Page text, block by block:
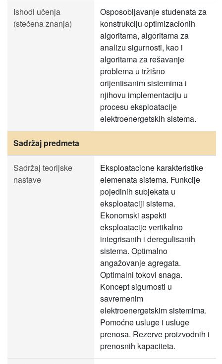
Ishodi učenja
(stečena znanja)
Osposobljavanje studenata za
konstrukciju optimizacionih
algoritama, algoritama za
analizu sigurnosti, kao i
algoritama za rešavanje
problema u tržišno
orijentisanim sistemima i
njihovu implementaciju u
procesu eksploatacije
elektroenergetskih sistema.
Sadržaj predmeta
Sadržaj teorijske
nastave
Eksploatacione karakteristike
elemenata sistema. Funkcije
pojedinih subjekata u
eksploataciji sistema.
Ekonomski aspekti
eksploatacije vertikalno
integrisanih i deregulisanih
sistema. Optimalno
angažovanje agregata.
Optimalni tokovi snaga.
Koncept sigurnosti u
savremenim
elektroenergetskim sistemima.
Pomoćne usluge i usluge
prenosa. Rezerve proizvodnih i
prenosnih kapaciteta.